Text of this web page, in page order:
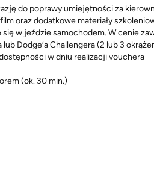
do poprawy umiejętności za
oraz dodatkowe materiały
w jeździe samochodem. W cenie
Dodge’a Challengera (2 lub 3
w dniu realizacji vouchera
(ok. 30 min.)